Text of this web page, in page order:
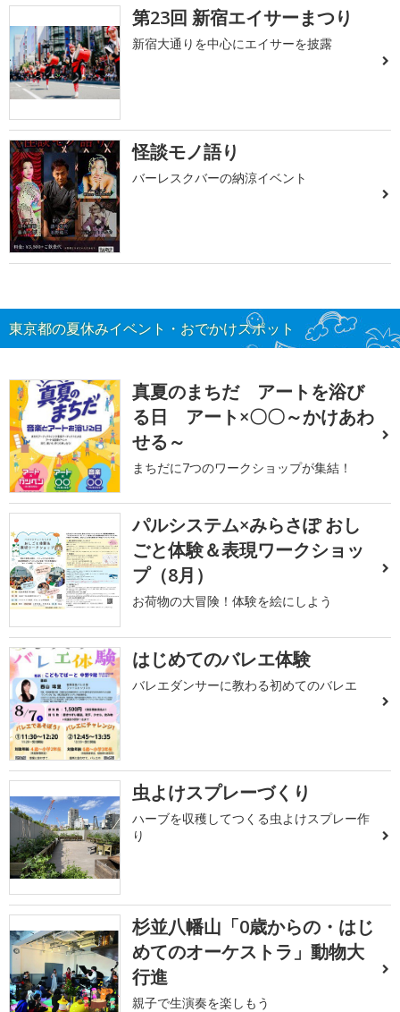
第23回 新宿エイサーまつり
新宿大通りを中心にエイサーを披露
怪談モノ語り
バーレスクバーの納涼イベント
東京都の夏休みイベント・おでかけスポット
真夏のまちだ アートを浴び
る日 アート×〇〇～かけあわ
せる～
まちだに7つのワークショップが集結！
パルシステム×みらさぽ おし
ごと体験＆表現ワークショッ
プ（8月）
お荷物の大冒険！体験を絵にしよう
はじめてのバレエ体験
バレエダンサーに教わる初めてのバレエ
虫よけスプレーづくり
ハーブを収穫してつくる虫よけスプレー作
り
杉並八幡山「0歳からの・はじ
めてのオーケストラ」動物大
行進
親子で生演奏を楽しもう